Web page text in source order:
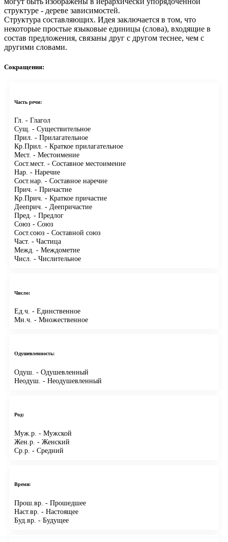
структуре - дереве зависимостей.
Структура составляющих. Идея заключается в том, что
некоторые простые языковые единицы (слова), входящие в
состав предложения, связаны друг с другом теснее, чем с
другими словами.
Сокращения:
Часть речи:
Гл. - Глагол
Сущ. - Существительное
Прил. - Прилагательное
Кр.Прил. - Краткое прилагательное
Мест. - Местоимение
Сост.мест. - Составное местоимение
Нар. - Наречие
Сост.нар. - Составное наречие
Прич. - Причастие
Кр.Прич. - Краткое причастие
Дееприч. - Деепричастие
Пред. - Предлог
Союз - Союз
Сост.союз - Составной союз
Част. - Частица
Межд. - Междометие
Числ. - Числительное
Число:
Ед.ч. - Единственное
Мн.ч. - Множественное
Одушевленность:
Одуш. - Одушевленный
Неодуш. - Неодушевленный
Род:
Муж.р. - Мужской
Жен.р. - Женский
Ср.р. - Средний
Время:
Прош.вр. - Прошедшее
Наст.вр. - Настоящее
Буд.вр. - Будущее